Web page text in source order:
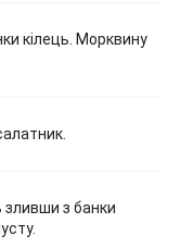
кілець. Морквину
зливши з банки